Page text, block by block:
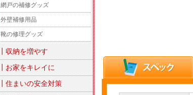
網戸の補修グッズ
外壁補修用品
靴の修理グッズ
┃収納を増やす
┃お家をキレイに
┃住まいの安全対策